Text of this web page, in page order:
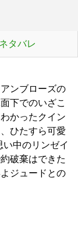
ネタバレ
ンブローズの
下でのいざこ
かったクイン
ひたすら可愛
中のリンゼイ
破棄はできた
ジュードとの